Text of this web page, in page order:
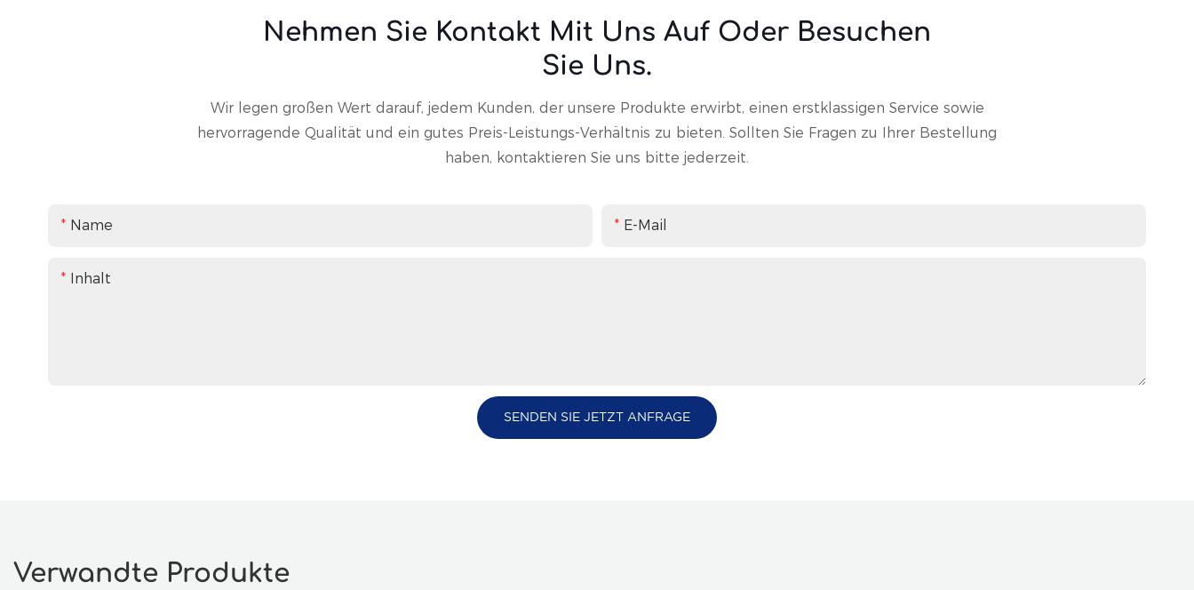
Nehmen Sie Kontakt Mit Uns Auf Oder Besuchen
Sie Uns.
Wir legen großen Wert darauf, jedem Kunden, der unsere Produkte erwirbt, einen erstklassigen Service sowie
hervorragende Qualität und ein gutes Preis-Leistungs-Verhältnis zu bieten. Sollten Sie Fragen zu Ihrer Bestellung
haben, kontaktieren Sie uns bitte jederzeit.
Name E-Mail
Inhalt
SENDEN SIE JETZT ANFRAGE
Verwandte Produkte